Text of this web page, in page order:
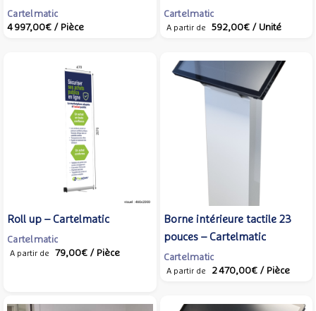
– Cartelmatic
Cartelmatic
4 997,00€ / Pièce
Cartelmatic
A partir de 592,00€ / Unité
Roll up – Cartelmatic
Cartelmatic
A partir de 79,00€ / Pièce
Borne intérieure tactile 23
pouces – Cartelmatic
Cartelmatic
A partir de 2 470,00€ / Pièce